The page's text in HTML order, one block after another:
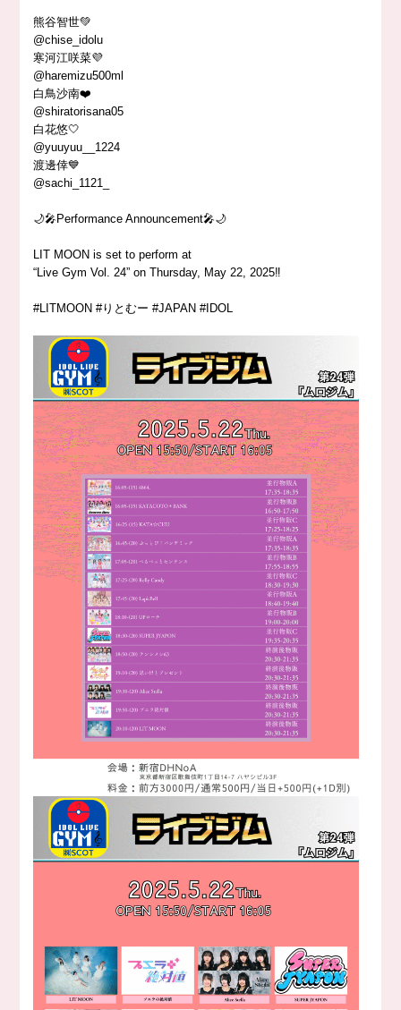
熊谷智世💚
@chise_idolu
寒河江咲菜💜
@haremizu500ml
白鳥沙南❤️
@shiratorisana05
白花悠🤍
@yuuyuu__1224
渡邊倖💙
@sachi_1121_
🌙🎤Performance Announcement🎤🌙
LIT MOON is set to perform at
“Live Gym Vol. 24” on Thursday, May 22, 2025‼️
#LITMOON #りとむー #JAPAN #IDOL